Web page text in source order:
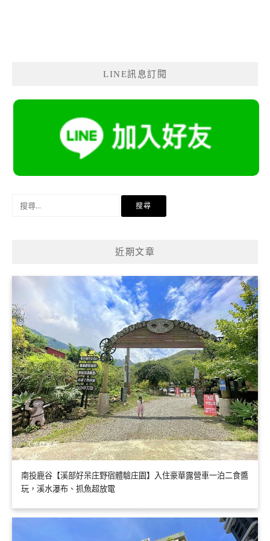
LINE訊息訂閱
近期文章
南投鹿谷【溪部好呆庄野宿體驗庄園】入住豪華露營車一泊二食醬
玩，溪水瀑布、抓魚超放電